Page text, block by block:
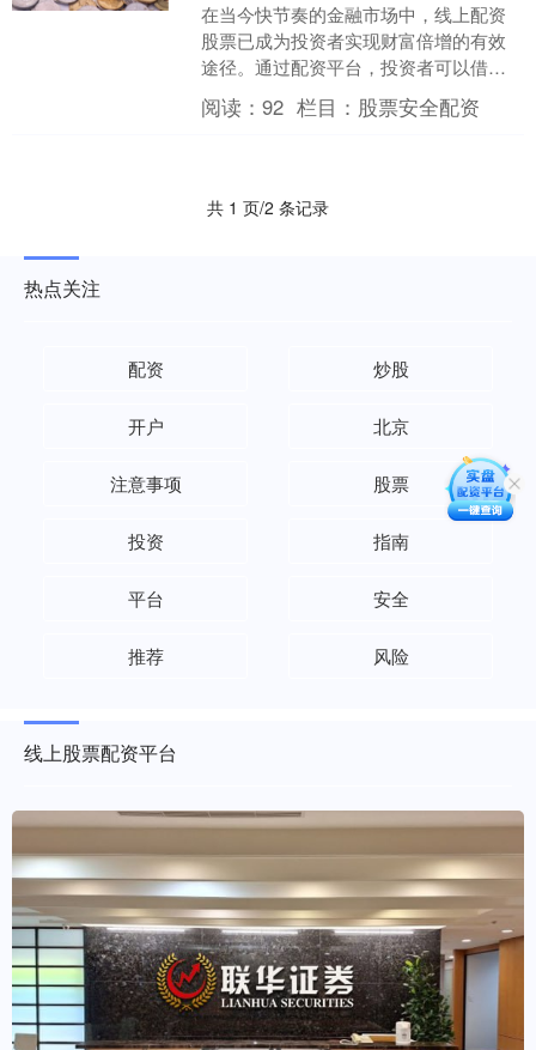
在当今快节奏的金融市场中，线上配资
股票已成为投资者实现财富倍增的有效
途径。通过配资平台，投资者可以借用
资金，放大自己的投资规模，从而获得
更高的收益。 * **放....
阅读：92 栏目： 股票安全配资
共 1 页/2 条记录
热点关注
配资 炒股
开户 北京
注意事项 股票
投资 指南
平台 安全
推荐 风险
线上股票配资平台